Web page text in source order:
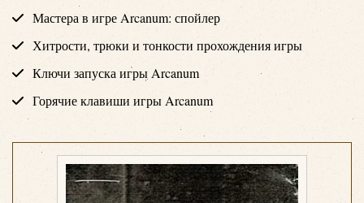
Мастера в игре Arcanum: спойлер
Хитрости, трюки и тонкости прохождения игры
Ключи запуска игры Arcanum
Горячие клавиши игры Arcanum